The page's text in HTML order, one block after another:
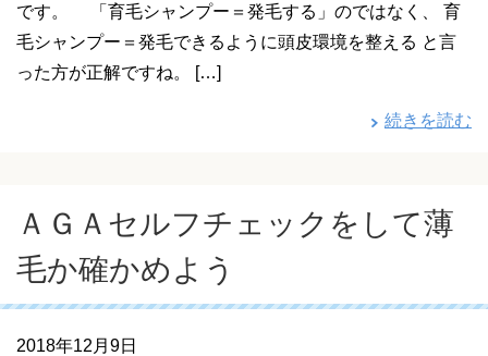
です。 「育毛シャンプー＝発毛する」のではなく、 育
毛シャンプー＝発毛できるように頭皮環境を整える と言
った方が正解ですね。 […]
続きを読む
ＡＧＡセルフチェックをして薄
毛か確かめよう
2018年12月9日